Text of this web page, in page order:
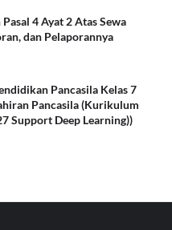
4 Ayat 2 Atas Sewa
dan Pelaporannya
Pancasila Kelas 7
Pancasila (Kurikulum
Support Deep Learning))